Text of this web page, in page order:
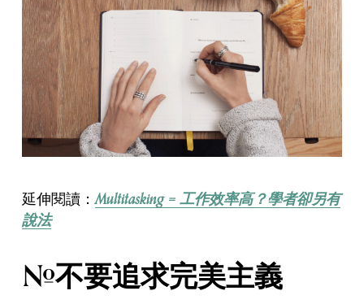
延伸閱讀： Multitasking = 工作效率高？學者卻另有
說法
#不要追求完美主義